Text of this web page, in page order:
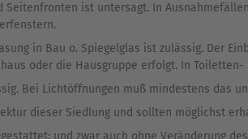
Seitenfronten ist untersagt. In
in Bau o. Spiegelglas ist zulässig. Der
oder die Hausgruppe erfolgt. In
Bei Lichtöffnungen muß mindestens das
dieser Siedlung und sollten möglichst
und zwar auch ohne Veränderung